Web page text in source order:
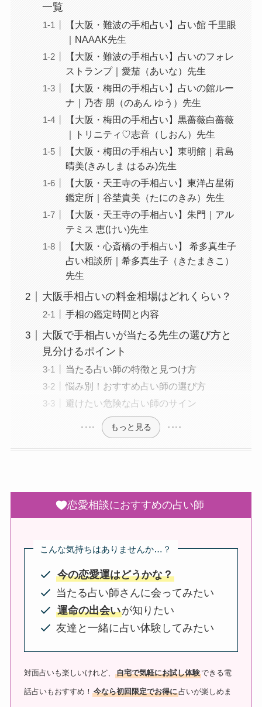
一覧
【大阪・難波の手相占い】占い館 千里眼
｜NAAAK先生
【大阪・難波の手相占い】占いのフォレ
ストランプ｜愛茄（あいな）先生
【大阪・梅田の手相占い】占いの館ルー
ナ｜乃杏 朋（のあん ゆう）先生
【大阪・梅田の手相占い】黒薔薇白薔薇
｜トリニティ♡志音（しおん）先生
【大阪・梅田の手相占い】東明館｜君島
晴美(きみしま はるみ)先生
【大阪・天王寺の手相占い】東洋占星術
鑑定所｜谷埜貴美（たにのきみ）先生
【大阪・天王寺の手相占い】朱門｜アル
テミス 恵(けい)先生
【大阪・心斎橋の手相占い】 希多真生子
占い相談所｜希多真生子（きたまきこ）
先生
大阪手相占いの料金相場はどれくらい？
手相の鑑定時間と内容
大阪で手相占いが当たる先生の選び方と
見分けるポイント
当たる占い師の特徴と見つけ方
悩み別！おすすめ占い師の選び方
避けたい危険な占い師のサイン
もっと見る
恋愛相談におすすめの占い師
こんな気持ちはありませんか…？
今の恋愛運はどうかな？
当たる占い師さんに会ってみたい
運命の出会いが知りたい
友達と一緒に占い体験してみたい
対面占いも楽しいけれど、自宅で気軽にお試し体験できる電
話占いもおすすめ！今なら初回限定でお得に占いが楽しめま